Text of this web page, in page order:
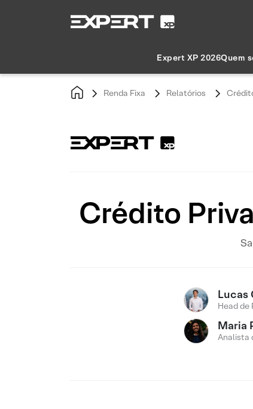
Expert XP 2026Quem
Renda Fixa Relatórios
Crédito
Lucas
Head de
Maria
Analista